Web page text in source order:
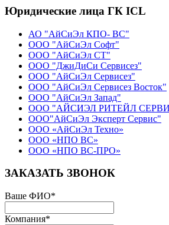
Юридические лица ГК ICL
АО "АйСиЭл КПО- ВС"
ООО "АйСиЭл Софт"
ООО "АйСиЭл СТ"
ООО "ДжиДиСи Сервисез"
ООО "АйСиЭл Сервисез"
ООО "АйСиЭл Сервисез Восток"
ООО "АйСиЭл Запад"
ООО "АЙСИЭЛ РИТЕЙЛ
ООО"АйСиЭл Эксперт Сервис"
ООО «АйСиЭл Техно»
ООО «НПО ВС»
ООО «НПО ВС-ПРО»
ЗАКАЗАТЬ ЗВОНОК
Ваше ФИО*
Компания*